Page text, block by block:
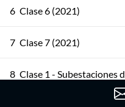
6 Clase 6 (2021)
7 Clase 7 (2021)
8 Clase 1 - Subestaciones